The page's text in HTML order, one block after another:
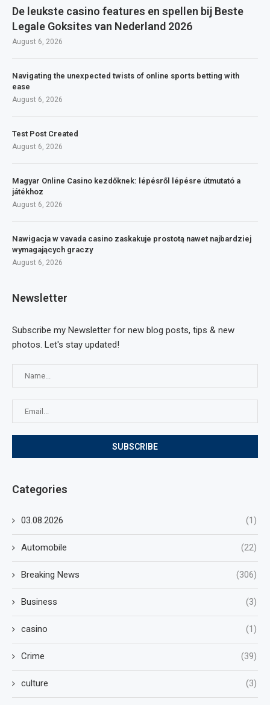
De leukste casino features en spellen bij Beste
Legale Goksites van Nederland 2026
August 6, 2026
Navigating the unexpected twists of online sports betting with
ease
August 6, 2026
Test Post Created
August 6, 2026
Magyar Online Casino kezdőknek: lépésről lépésre útmutató a
játékhoz
August 6, 2026
Nawigacja w vavada casino zaskakuje prostotą nawet najbardziej
wymagających graczy
August 6, 2026
Newsletter
Subscribe my Newsletter for new blog posts, tips & new
photos. Let's stay updated!
Categories
03.08.2026 (1)
Automobile (22)
Breaking News (306)
Business (3)
casino (1)
Crime (39)
culture (3)